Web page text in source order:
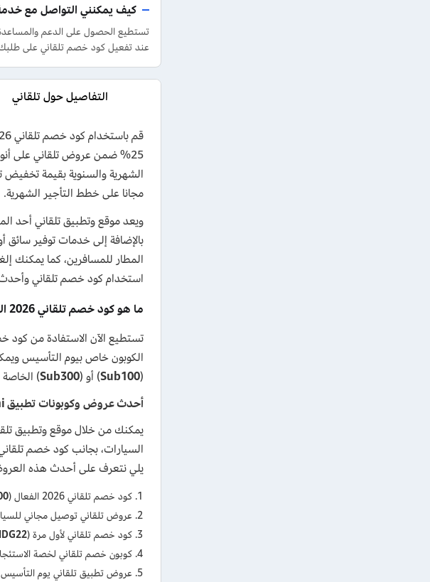
كيف يمكنني التواصل مع
عند تفعيل كود خصم تلقاني على
التفاصيل حول تلقاني
25% ضمن عروض تلقاني على
مجانا على خطط التأجير الشهرية.
ويعد موقع وتطبيق تلقاني أحد
بالإضافة إلى خدمات توفير
المطار للمسافرين، كما يمكنك
استخدام كود خصم تلقاني
ما هو كود خصم تلقاني 2026 الفعال الآن؟
تستطيع الآن الاستفادة من كود خصم
(
Sub100) أو (Sub300) الخاصة
أحدث عروض وكوبونات تطبيق
يمكنك من خلال موقع وتطبيق
السيارات، بجانب كود خصم
يلي نتعرف على أحدث هذه
كود خصم تلقاني 2026 الفعال (
عروض تلقاني توصيل مجاني
كود خصم تلقاني لأول مرة (
كوبون خصم تلقاني لخصة
عروض تطبيق تلقاني يوم التأسيس لفترة محدودة